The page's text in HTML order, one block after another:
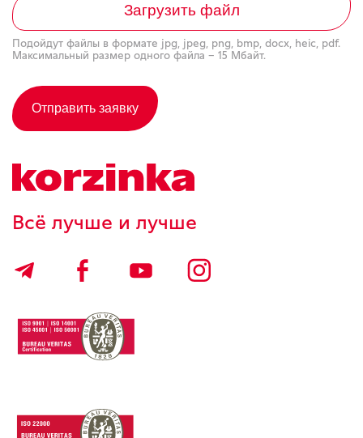
Загрузить файл
Подойдут файлы в формате jpg, jpeg, png, bmp, docx, heic, pdf.
Максимальный размер одного файла – 15 Мбайт.
Отправить заявку
Всё лучше и лучше